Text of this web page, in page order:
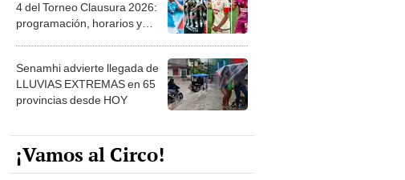
4 del Torneo Clausura 2026:
programación, horarios y
Senamhi advierte llegada de
LLUVIAS EXTREMAS en 65
provincias desde HOY
¡Vamos al Circo!